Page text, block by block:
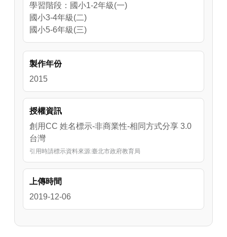
學習階段：國小1-2年級(一)
國小3-4年級(二)
國小5-6年級(三)
製作年份
2015
授權資訊
創用CC 姓名標示-非商業性-相同方式分享 3.0
台灣
引用時請標示資料來源:臺北市政府教育局
上傳時間
2019-12-06